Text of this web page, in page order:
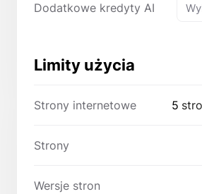
Dodatkowe kredyty AI
Limity użycia
Strony internetowe 5
Strony
Wersje stron